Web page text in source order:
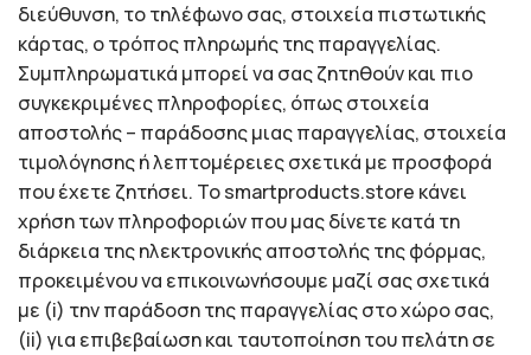
διεύθυνση, το τηλέφωνο σας, στοιχεία πιστωτικής
κάρτας, ο τρόπος πληρωμής της παραγγελίας.
Συμπληρωματικά μπορεί να σας ζητηθούν και πιο
συγκεκριμένες πληροφορίες, όπως στοιχεία
αποστολής – παράδοσης μιας παραγγελίας, στοιχεία
τιμολόγησης ή λεπτομέρειες σχετικά με προσφορά
που έχετε ζητήσει. Το smartproducts.store κάνει
χρήση των πληροφοριών που μας δίνετε κατά τη
διάρκεια της ηλεκτρονικής αποστολής της φόρμας,
προκειμένου να επικοινωνήσουμε μαζί σας σχετικά
με (i) την παράδοση της παραγγελίας στο χώρο σας,
(ii) για επιβεβαίωση και ταυτοποίηση του πελάτη σε